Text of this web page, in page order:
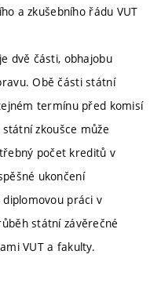
a zkušebního řádu VUT
dvě části, obhajobu
Obě části státní
termínu před komisí
zkoušce může
počet kreditů v
ukončení
práci v
státní závěrečné
VUT a fakulty.